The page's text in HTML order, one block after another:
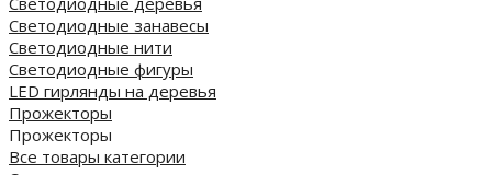
Светодиодные занавесы
Светодиодные нити
Светодиодные фигуры
LED гирлянды на деревья
Прожекторы
Прожекторы
Все товары категории